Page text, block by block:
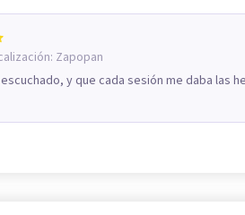
Zapopan
y que cada sesión me daba las